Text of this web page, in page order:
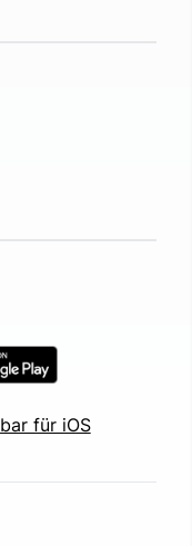
für iOS